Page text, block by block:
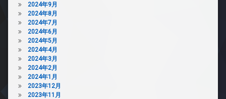
2024年9月
2024年8月
2024年7月
2024年6月
2024年5月
2024年4月
2024年3月
2024年2月
2024年1月
2023年12月
2023年11月